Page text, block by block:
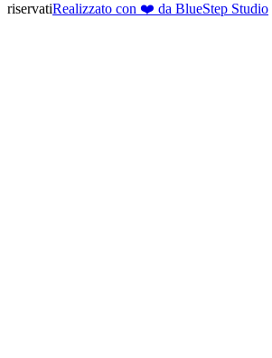
riservatiRealizzato con ❤️ da BlueStep Studio